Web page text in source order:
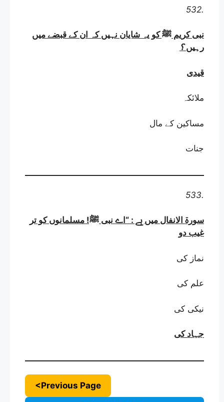
532.
نبی کریم ﷺ کو یہ شایان نہیں کہ ان کے قبضے میں
رہیں؟
قیدی
ملائکہ
مساکین کے مال
جنات
533.
سورۃ الانفال میں ہے : “اے نبی ﷺ! مسلمانوں کو تر
غیب دو
نماز کی
علم کی
نیکی کی
جہاد کی
<Previous Page